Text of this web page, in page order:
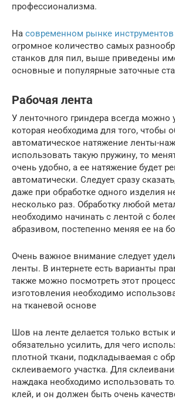
профессионализма.
На современном рынке инструментов
огромное количество самых
станков для пил, выше приведены
основные и популярные заточные
Рабочая лента
У ленточного гриндера всегда можно
которая необходима для того, чтобы
автоматическое натяжение ленты-
использовать такую пружину, то
очень удобно, а ее натяжение будет
автоматически. Следует сразу
даже при обработке одного изделия
несколько раз. Обработку любой
необходимо начинать с лентой с
абразивом, постепенно меняя ее на
Очень важное внимание следует
ленты. В интернете есть варианты
также можно посмотреть этот
изготовления необходимо
на тканевой основе
Шов на ленте делается только встык
обязательно усилить, для чего
плотной ткани, подкладываемая с
склеиваемого участка. Для
наждака необходимо использовать
клей, и он должен быть очень